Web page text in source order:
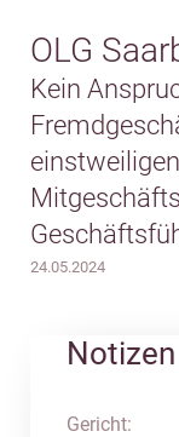
OLG
Kein
24.05.2024
Gericht: